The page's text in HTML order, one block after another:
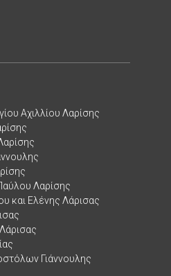
Αχιλλίου Λαρίσης
Λαρίσης
και Ελένης Λάρισας
Γιάννουλης